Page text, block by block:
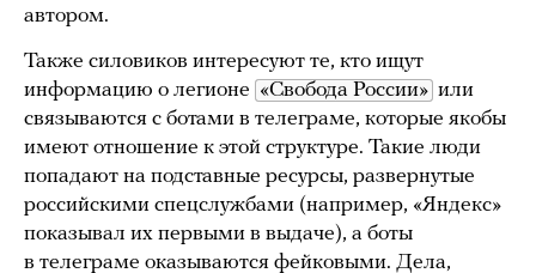
автором.
Также силовиков интересуют те, кто ищут
информацию о легионе «Свобода России» или
связываются с ботами в телеграме, которые якобы
имеют отношение к этой структуре. Такие люди
попадают на подставные ресурсы, развернутые
российскими спецслужбами (например, «Яндекс»
показывал их первыми в выдаче), а боты
в телеграме оказываются фейковыми. Дела,